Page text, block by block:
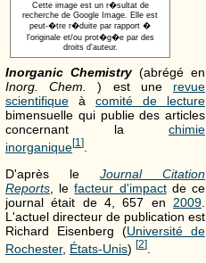
Cette image est un r�sultat de
recherche de Google Image. Elle est
peut-�tre r�duite par rapport �
l'originale et/ou prot�g�e par des
droits d'auteur.
Inorganic Chemistry(abrégé en
Inorg. Chem.) est une revue
scientifique à comité de lecture
bimensuelle qui publie des articles
concernant la chimie
inorganique[1]
D'après le Journal Citation
Reports , lefacteur d'impactde ce
journal était de 4, 657 en 2009
L'actuel directeur de publication est
Richard Eisenberg (Université de
Rochester, États-Unis) [2]